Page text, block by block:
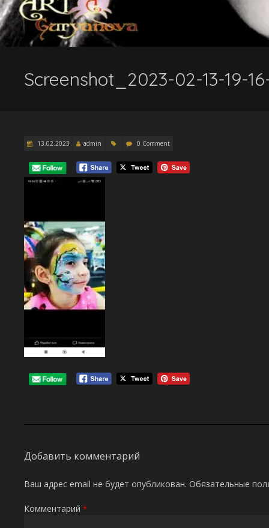
Screenshot_2023-02-13-19-
13.02.2023 admin 0 Comment
Добавить комментарий
Ваш адрес email не будет опубликован. Обязательные
Комментарий *